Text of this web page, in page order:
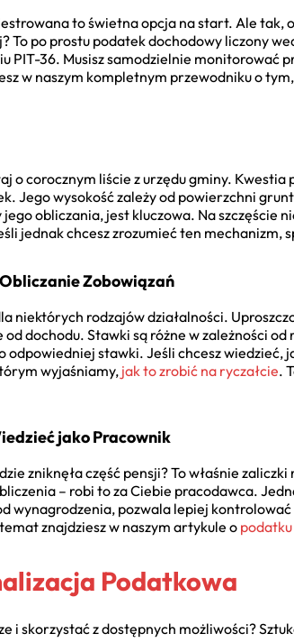
to świetna opcja na start. Ale tak,
po prostu podatek dochodowy liczony
PIT-36. Musisz samodzielnie monitorować
w naszym kompletnym przewodniku o tym,
o corocznym liście z urzędu gminy.
Jego wysokość zależy od powierzchni
obliczania, jest kluczowa. Na szczęście
jednak chcesz zrozumieć ten mechanizm,
Zobowiązań
niektórych rodzajów działalności.
dochodu. Stawki są różne w zależności od
odpowiedniej stawki. Jeśli chcesz wiedzieć,
wyjaśniamy,jak to zrobić na ryczałcie.
jako Pracownik
zniknęła część pensji? To właśnie
– robi to za Ciebie pracodawca.
wynagrodzenia, pozwala lepiej
znajdziesz w naszym artykule o
Podatkowa
i skorzystać z dostępnych możliwości?